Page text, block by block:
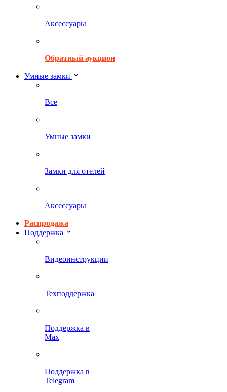
Аксессуары
Обратный аукцион
Умные замки
Все
Умные замки
Замки для отелей
Аксессуары
Распродажа
Поддержка
Видеоинструкции
Техподдержка
Поддержка в
Max
Поддержка в
Telegram